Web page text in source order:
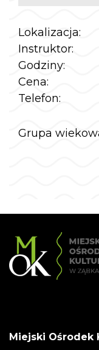
Lokalizacja:
Instruktor:
Godziny:
Cena:
Telefon:
Grupa
Miejski Ośrodek